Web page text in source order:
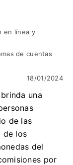
en línea y
de cuentas
18/01/2024
una
de las
de los
del
por